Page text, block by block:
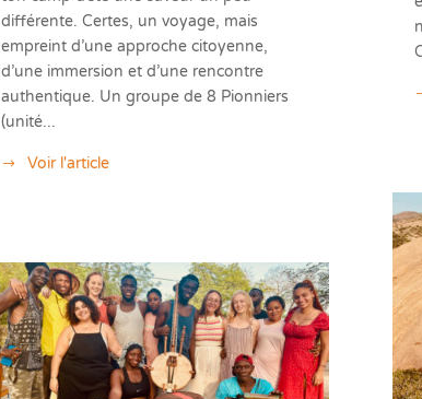
différente. Certes, un voyage, mais
empreint d’une approche citoyenne,
d’une immersion et d’une rencontre
authentique. Un groupe de 8 Pionniers
(unité...
Voir l'article